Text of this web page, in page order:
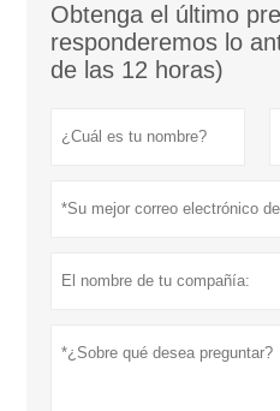
Obtenga el último
responderemos lo
de las 12 horas)